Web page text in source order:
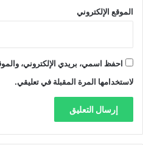
الموقع الإلكتروني
احفظ اسمي، بريدي الإلكتروني،
لاستخدامها المرة المقبلة في تعليقي.